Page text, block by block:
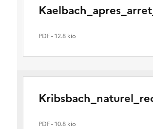
PDF- 12.8 kio
PDF- 10.8 kio